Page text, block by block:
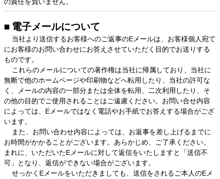
電子メールについて
当社より送信するお客様へのご返事のEメールは、お客様個人宛て
にお客様のお問い合わせにお答えさせていただく目的でお送りする
ものです。
これらのメールについての著作権は当社に帰属しており、当社に
無断で他のホームページや印刷物などへ転用したり、当社の許可な
く、メールの内容の一部分または全体を転用、二次利用したり、そ
の他の目的でご使用されることはご遠慮ください。お問い合せ内容
によっては、Eメールではなく電話やお手紙でお答えする場合がござ
います。
また、お問い合わせ内容によっては、お返事を差し上げるまでに
お時間がかかることがございます。あらかじめ、ご了承ください。
まれに、いただいたEメールに対して返信をいたしますと「送信不
可」となり、返信ができない場合がございます。
せっかくEメールをいただきましても、送信をされるご本人のEメ